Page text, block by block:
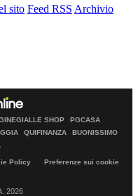
sito Feed RSS Archivio
SHOP
PGCASA
QUIFINANZA
BUONISSIMO
Policy
Preferenze sui cookie
2026